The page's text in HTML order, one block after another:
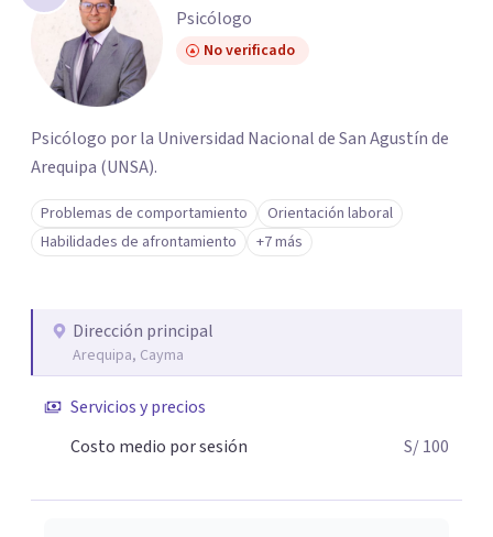
Psicólogo
No verificado
Psicólogo por la Universidad Nacional de San Agustín de
Arequipa (UNSA).
Problemas de comportamiento
Orientación laboral
Habilidades de afrontamiento
+7 más
Dirección principal
Arequipa, Cayma
Servicios y precios
Costo medio por sesión
S/ 100